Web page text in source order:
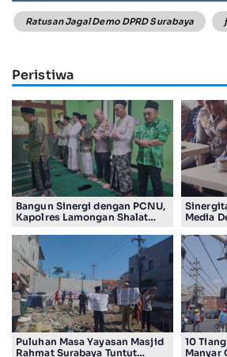
Ratusan Jagal Demo DPRD Surabaya
Peristiwa
Bangun Sinergi dengan PCNU,
Kapolres Lamongan Shalat
Pengurus
Media
Puluhan Masa Yayasan Masjid
Rahmat Surabaya Tuntut
10
Manyar